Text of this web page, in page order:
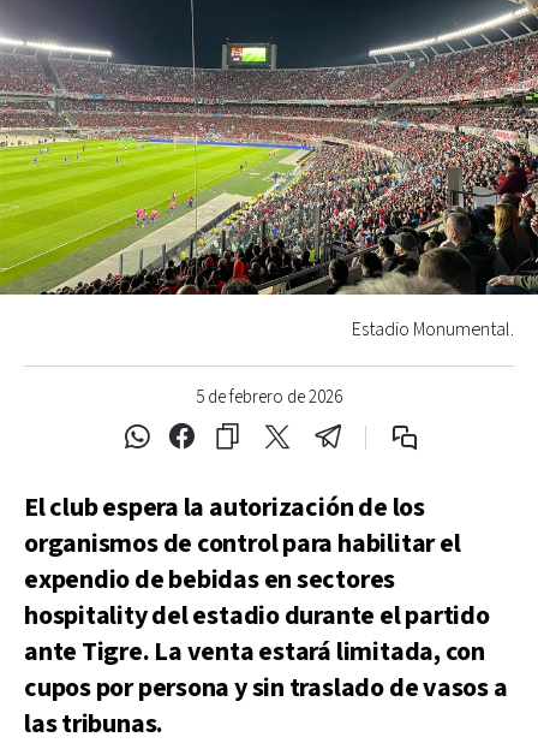
5 de febrero de 2026
Estadio Monumental.
El club espera la autorización de los
organismos de control para habilitar el
expendio de bebidas en sectores
hospitality del estadio durante el partido
ante Tigre. La venta estará limitada, con
cupos por persona y sin traslado de vasos a
las tribunas.